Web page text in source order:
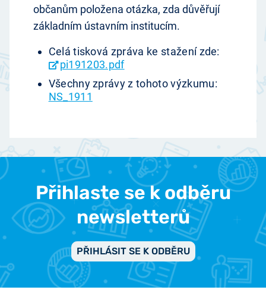
občanům položena otázka, zda důvěřují
základním ústavním institucím.
Celá tisková zpráva ke stažení zde:
pi191203.pdf
Všechny zprávy z tohoto výzkumu:
NS_1911
Přihlaste se k odběru
newsletterů
PŘIHLÁSIT SE K ODBĚRU